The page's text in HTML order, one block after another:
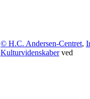
© H.C. Andersen-Centret,
Kulturvidenskaberved